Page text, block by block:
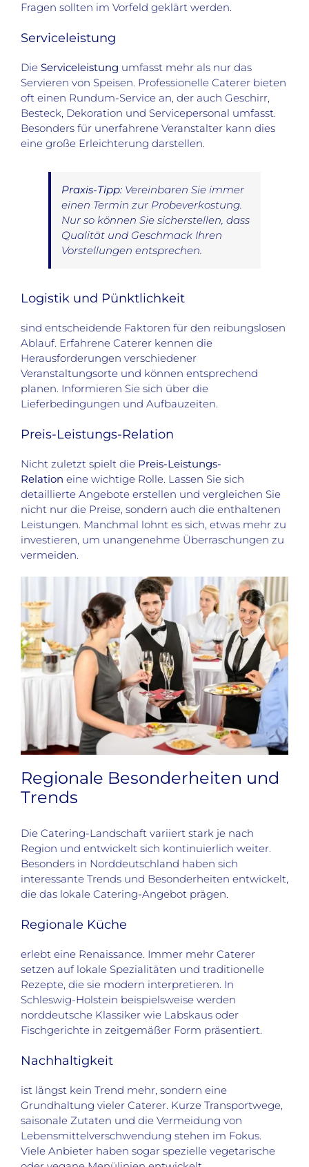
Fragen sollten im Vorfeld geklärt werden.
Serviceleistung
Die Serviceleistung umfasst mehr als nur das
Servieren von Speisen. Professionelle Caterer bieten
oft einen Rundum-Service an, der auch Geschirr,
Besteck, Dekoration und Servicepersonal umfasst.
Besonders für unerfahrene Veranstalter kann dies
eine große Erleichterung darstellen.
Praxis-Tipp:Vereinbaren Sie immer
einen Termin zur Probeverkostung.
Nur so können Sie sicherstellen, dass
Qualität und Geschmack Ihren
Vorstellungen entsprechen.
Logistik und Pünktlichkeit
sind entscheidende Faktoren für den reibungslosen
Ablauf. Erfahrene Caterer kennen die
Herausforderungen verschiedener
Veranstaltungsorte und können entsprechend
planen. Informieren Sie sich über die
Lieferbedingungen und Aufbauzeiten.
Preis-Leistungs-Relation
Nicht zuletzt spielt die Preis-Leistungs-
Relation eine wichtige Rolle. Lassen Sie sich
detaillierte Angebote erstellen und vergleichen Sie
nicht nur die Preise, sondern auch die enthaltenen
Leistungen. Manchmal lohnt es sich, etwas mehr zu
investieren, um unangenehme Überraschungen zu
vermeiden.
Regionale Besonderheiten und
Trends
Die Catering-Landschaft variiert stark je nach
Region und entwickelt sich kontinuierlich weiter.
Besonders in Norddeutschland haben sich
interessante Trends und Besonderheiten entwickelt,
die das lokale Catering-Angebot prägen.
Regionale Küche
erlebt eine Renaissance. Immer mehr Caterer
setzen auf lokale Spezialitäten und traditionelle
Rezepte, die sie modern interpretieren. In
Schleswig-Holstein beispielsweise werden
norddeutsche Klassiker wie Labskaus oder
Fischgerichte in zeitgemäßer Form präsentiert.
Nachhaltigkeit
ist längst kein Trend mehr, sondern eine
Grundhaltung vieler Caterer. Kurze Transportwege,
saisonale Zutaten und die Vermeidung von
Lebensmittelverschwendung stehen im Fokus.
Viele Anbieter haben sogar spezielle vegetarische